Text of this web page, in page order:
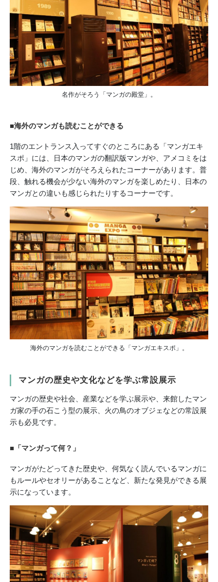
名作がそろう「マンガの殿堂」。
■海外のマンガも読むことができる
1階のエントランス入ってすぐのところにある「マンガエキ
スポ」には、日本のマンガの翻訳版マンガや、アメコミをは
じめ、海外のマンガがそろえられたコーナーがあります。普
段、触れる機会が少ない海外のマンガを楽しめたり、日本の
マンガとの違いも感じられたりするコーナーです。
海外のマンガを読むことができる「マンガエキスポ」。
マンガの歴史や文化などを学ぶ常設展示
マンガの歴史や社会、産業などを学ぶ展示や、来館したマン
ガ家の手の石こう型の展示、火の鳥のオブジェなどの常設展
示も必見です。
■「マンガって何？」
マンガがたどってきた歴史や、何気なく読んでいるマンガに
もルールやセオリーがあることなど、新たな発見ができる展
示になっています。